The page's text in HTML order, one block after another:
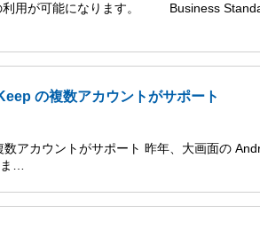
利用が可能になります。 Business
の複数アカウントがサポート
アカウントがサポート 昨年、大画面の
…